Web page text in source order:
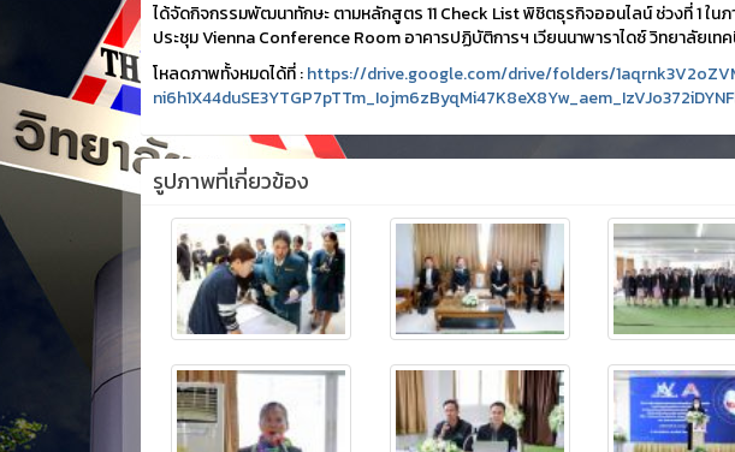
ได้จัดกิจกรรมพัฒนาทักษะ ตามหลักสูตร 11 Check List พิชิตธุรกิจออนไลน์ ช่วงที่ 1 ใน
ประชุม Vienna Conference Room อาคารปฏิบัติการฯ เวียนนาพาราไดซ์ วิทยาลัยเ
โหลดภาพทั้งหมดได้ที่ :https://drive.google.com/drive/folders/
รูปภาพที่เกี่ยวข้อง